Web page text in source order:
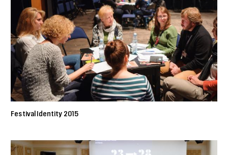
Festival Identity 2015